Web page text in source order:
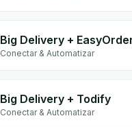
Big Delivery +
Conectar & Automatizar
Big Delivery + Todify
Conectar & Automatizar